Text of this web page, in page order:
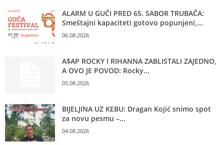
ALARM U GUČI PRED 65. SABOR TRUBAČA:
Smeštajni kapaciteti gotovo popunjeni,...
06.08.2026
A$AP ROCKY I RIHANNA ZABLISTALI ZAJEDNO,
A OVO JE POVOD: Rocky...
05.08.2026
BIJELJINA UZ KEBU: Dragan Kojić snimo spot
za novu pesmu –...
04.08.2026